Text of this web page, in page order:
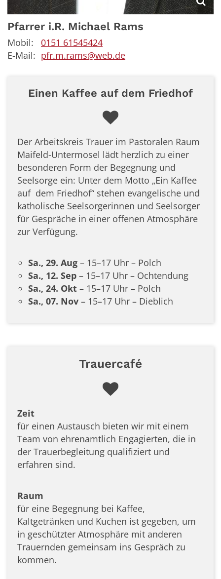
Pfarrer i.R. Michael Rams
Mobil:
0151 61545424
E-Mail: pfr.m.rams@web.de
Einen Kaffee auf dem Friedhof
Der Arbeitskreis Trauer im Pastoralen Raum
Maifeld-Untermosel lädt herzlich zu einer
besonderen Form der Begegnung und
Seelsorge ein: Unter dem Motto „Ein Kaffee
auf dem Friedhof“ stehen evangelische und
katholische Seelsorgerinnen und Seelsorger
für Gespräche in einer offenen Atmosphäre
zur Verfügung.
Sa., 29. Aug – 15–17 Uhr – Polch
Sa., 12. Sep – 15–17 Uhr – Ochtendung
Sa., 24. Okt – 15–17 Uhr – Polch
Sa., 07. Nov – 15–17 Uhr – Dieblich
Trauercafé
Zeit
für einen Austausch bieten wir mit einem
Team von ehrenamtlich Engagierten, die in
der Trauerbegleitung qualifiziert und
erfahren sind.
Raum
für eine Begegnung bei Kaffee,
Kaltgetränken und Kuchen ist gegeben, um
in geschützter Atmosphäre mit anderen
Trauernden gemeinsam ins Gespräch zu
kommen.